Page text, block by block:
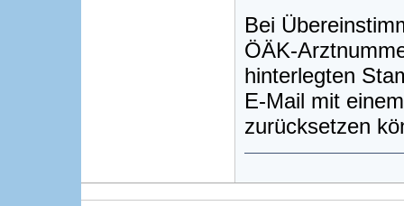
Bei
ÖÄK-
hinterlegten
E-Mail mit
zurücksetzen